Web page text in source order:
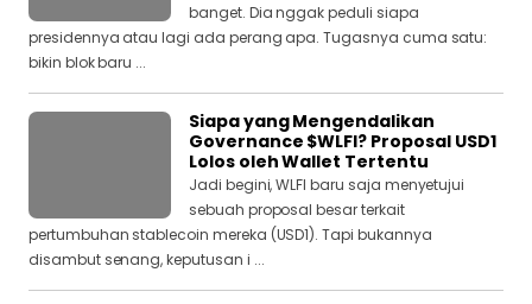
banget. Dia nggak peduli siapa
presidennya atau lagi ada perang apa. Tugasnya cuma satu:
bikin blok baru ...
Siapa yang Mengendalikan
Governance $WLFI? Proposal USD1
Lolos oleh Wallet Tertentu
Jadi begini, WLFI baru saja menyetujui
sebuah proposal besar terkait
pertumbuhan stablecoin mereka (USD1). Tapi bukannya
disambut senang, keputusan i ...